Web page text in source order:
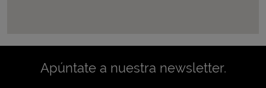
Apúntate a nuestra newsletter.